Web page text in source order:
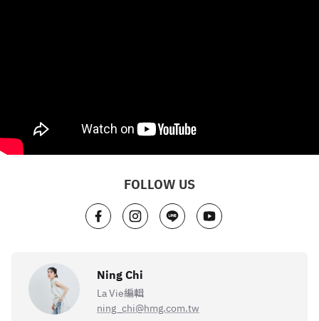
FOLLOW US
Ning Chi
La Vie編輯
ning_chi@hmg.com.tw